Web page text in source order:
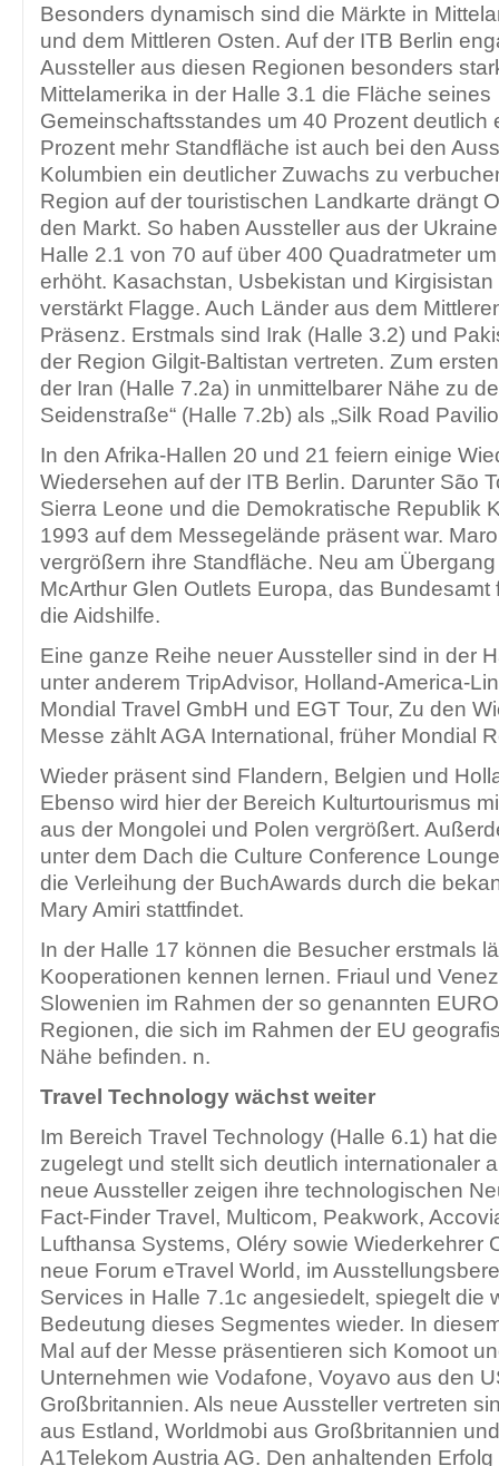
Besonders dynamisch sind die Märkte in
und dem Mittleren Osten. Auf der ITB Berlin
Aussteller aus diesen Regionen besonders
Mittelamerika in der Halle 3.1 die Fläche seines
Gemeinschaftsstandes um 40 Prozent deutlich
Prozent mehr Standfläche ist auch bei den
Kolumbien ein deutlicher Zuwachs zu
Region auf der touristischen Landkarte drängt
den Markt. So haben Aussteller aus der
Halle 2.1 von 70 auf über 400 Quadratmeter
erhöht. Kasachstan, Usbekistan und
verstärkt Flagge. Auch Länder aus dem
Präsenz. Erstmals sind Irak (Halle 3.2) und
der Region Gilgit-Baltistan vertreten. Zum
der Iran (Halle 7.2a) in unmittelbarer Nähe zu
Seidenstraße“ (Halle 7.2b) als „Silk Road
In den Afrika-Hallen 20 und 21 feiern einige
Wiedersehen auf der ITB Berlin. Darunter São
Sierra Leone und die Demokratische Republik
1993 auf dem Messegelände präsent war.
vergrößern ihre Standfläche. Neu am
McArthur Glen Outlets Europa, das Bundesamt
die Aidshilfe.
Eine ganze Reihe neuer Aussteller sind in der
unter anderem TripAdvisor, Holland-America-
Mondial Travel GmbH und EGT Tour, Zu den
Messe zählt AGA International, früher Mondial
Wieder präsent sind Flandern, Belgien und
Ebenso wird hier der Bereich Kulturtourismus
aus der Mongolei und Polen vergrößert.
unter dem Dach die Culture Conference
die Verleihung der BuchAwards durch die
Mary Amiri stattfindet.
In der Halle 17 können die Besucher erstmals
Kooperationen kennen lernen. Friaul und
Slowenien im Rahmen der so genannten
Regionen, die sich im Rahmen der EU
Nähe befinden. n.
Travel Technology wächst weiter
Im Bereich Travel Technology (Halle 6.1) hat
zugelegt und stellt sich deutlich internationaler
neue Aussteller zeigen ihre technologischen
Fact-Finder Travel, Multicom, Peakwork,
Lufthansa Systems, Oléry sowie Wiederkehrer
neue Forum eTravel World, im
Services in Halle 7.1c angesiedelt, spiegelt die
Bedeutung dieses Segmentes wieder. In
Mal auf der Messe präsentieren sich Komoot
Unternehmen wie Vodafone, Voyavo aus den
Großbritannien. Als neue Aussteller vertreten
aus Estland, Worldmobi aus Großbritannien
A1Telekom Austria AG. Den anhaltenden Erfolg